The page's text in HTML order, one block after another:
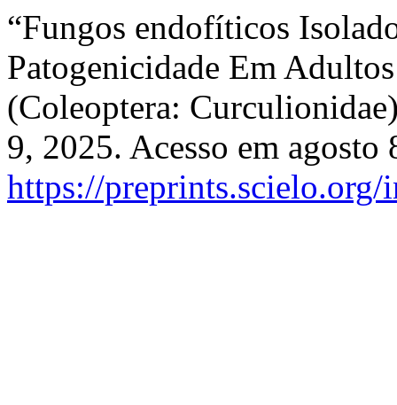
“Fungos endofíticos
Patogenicidade Em
(Coleoptera:
9, 2025. Acesso em agosto
https://